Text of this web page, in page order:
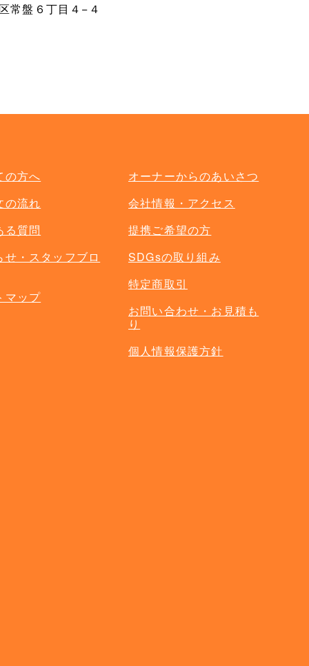
常盤６丁目４−４
単品オプション
の方へ
の流れ
る質問
せ・スタッフブロ
マップ
オーナーからのあいさつ
会社情報・アクセス
提携ご希望の方
SDGsの取り組み
特定商取引
お問い合わせ・お見積も
り
個人情報保護方針